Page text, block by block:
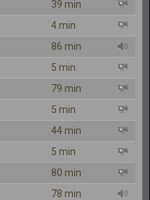
39 min
4 min
86 min
5 min
79 min
5 min
44 min
5 min
80 min
78 min